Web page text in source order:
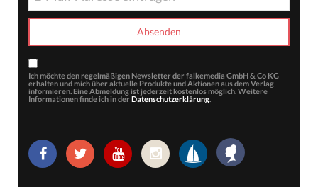
Ich möchte den regelmäßigen Newsletter der falkemedia GmbH & Co KG
erhalten und mich über aktuelle Produkte und Aktionen aus dem Verlag
informieren. Eine Abmeldung ist jederzeit kostenlos möglich. Weitere
Informationen finde ich in der Datenschutzerklärung.